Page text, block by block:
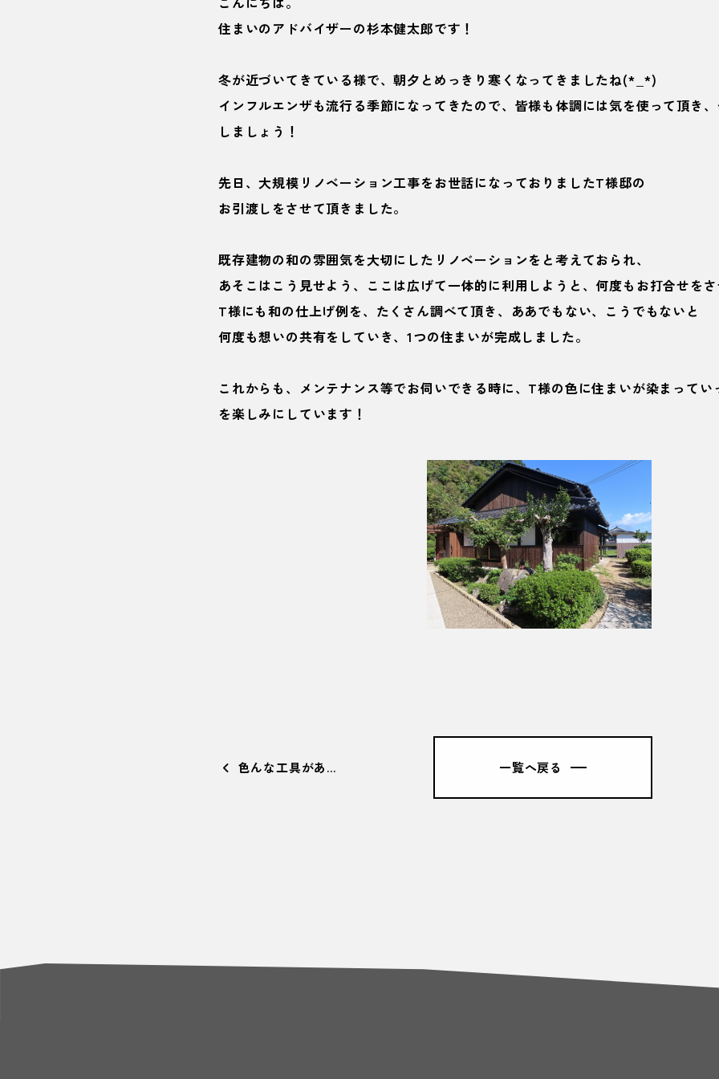
住まいのアドバイザーの杉本健太郎です！
冬が近づいてきている様で、朝夕とめっきり寒くなってきましたね(*_*)
インフルエンザも流行る季節になってきたので、皆様も体調には気を使って頂き
しましょう！
先日、大規模リノベーション工事をお世話になっておりましたT様邸の
お引渡しをさせて頂きました。
既存建物の和の雰囲気を大切にしたリノベーションをと考えておられ、
あそこはこう見せよう、ここは広げて一体的に利用しようと、何度もお打合せを
T様にも和の仕上げ例を、たくさん調べて頂き、ああでもない、こうでもないと
何度も想いの共有をしていき、1つの住まいが完成しました。
これからも、メンテナンス等でお伺いできる時に、T様の色に住まいが染まってい
を楽しみにしています！
色んな工具があ… 一覧へ戻る